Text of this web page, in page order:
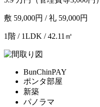
敷 59,000円 / 礼 59,000円
1階 / 1LDK / 42.11㎡
BunChinPAY
ポンタ部屋
新築
パノラマ